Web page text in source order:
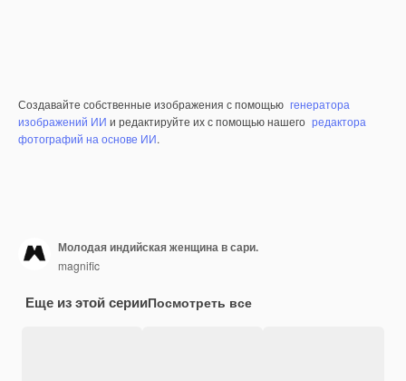
Создавайте собственные изображения с помощью генератора
изображений ИИ и редактируйте их с помощью нашего редактора
фотографий на основе ИИ.
Молодая индийская женщина в сари.
magnific
Еще из этой серииПосмотреть все